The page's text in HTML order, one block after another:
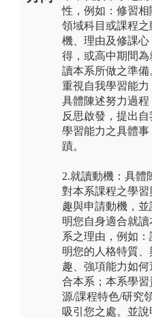
性，例如：修習相
領域科目或課程之
機、理由及修課心
得，或高中期間為
讀本系所做之準備
重視自我學習能力
具體陳述努力過程
反思啟發，提出自
學習能力之具體事
蹟。
2.就讀動機：具體
對本系課程之學習
趣與申請動機，並
明您自身適合就讀
系之理由，例如：
明您的人格特質、
趣、強項能力如何
合本系；本系學習
源/課程特色/研究
吸引您之處。並說